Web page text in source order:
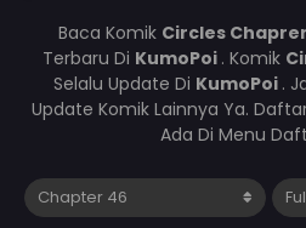
Baca Komik Circles
Terbaru Di KumoPoi . Komik
Selalu Update Di KumoPoi .
Update Komik Lainnya Ya.
Ada Di Menu